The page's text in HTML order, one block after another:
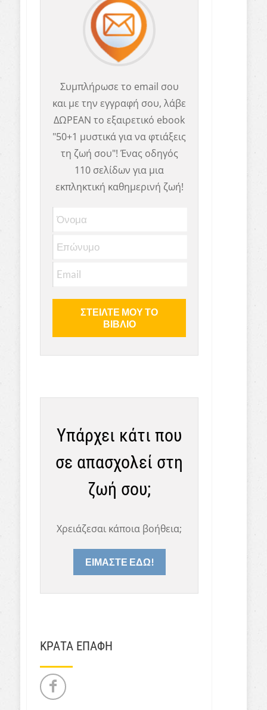
Συμπλήρωσε το email σου
και με την εγγραφή σου, λάβε
ΔΩΡΕΑΝ το εξαιρετικό ebook
"50+1 μυστικά για να φτιάξεις
τη ζωή σου"! Ένας οδηγός
110 σελίδων για μια
εκπληκτική καθημερινή ζωή!
Υπάρχει κάτι που
σε απασχολεί στη
ζωή σου;
Χρειάζεσαι κάποια βοήθεια;
ΕΙΜΑΣΤΕ ΕΔΩ!
ΚΡΑΤΑ ΕΠΑΦΗ